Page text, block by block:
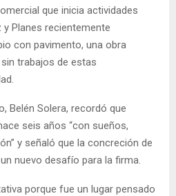
que inicia actividades
Planes recientemente
con pavimento, una obra
trabajos de estas
Belén Solera, recordó que
seis años “con sueños,
y señaló que la concreción de
nuevo desafío para la firma.
porque fue un lugar pensado